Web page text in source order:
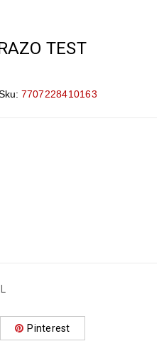
TEST
7707228410163
Pinterest